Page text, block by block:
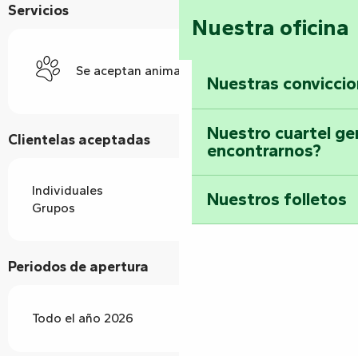
Nuestra oficina
Nuestras
Nuestro cuartel
encontrarnos?
Nuestros folletos
Servicios
Se aceptan animales
Clientelas aceptadas
Individuales
Grupos
Periodos de apertura
Todo el año 2026